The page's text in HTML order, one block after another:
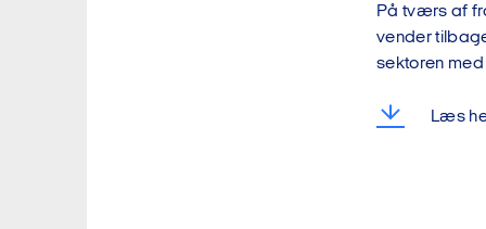
På tværs af
vender
sektoren
Læs